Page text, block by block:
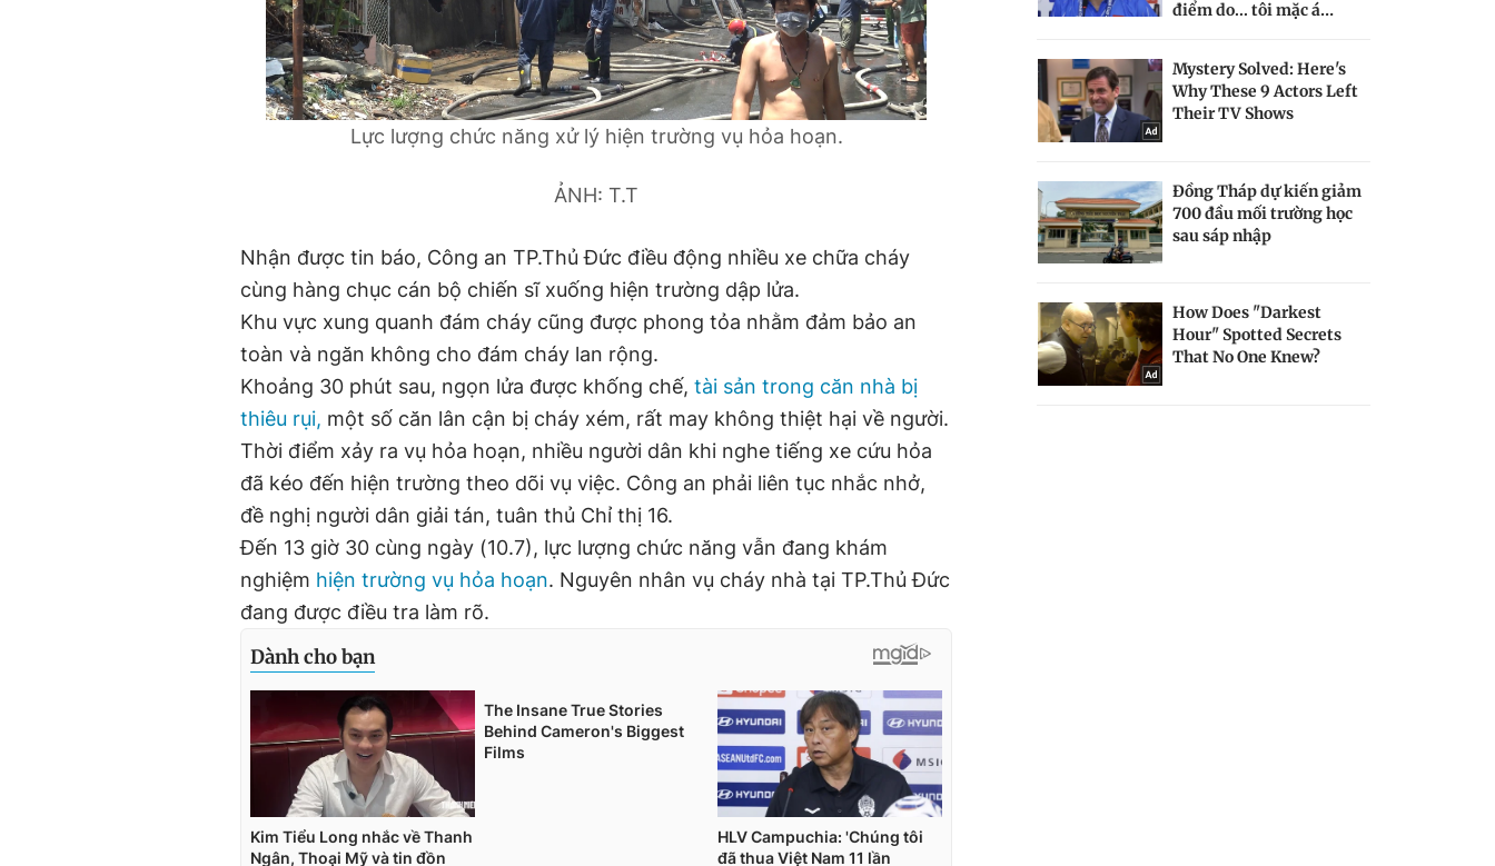
Lực lượng chức năng xử lý hiện trường vụ hỏa hoạn.
ẢNH: T.T
Nhận được tin báo, Công an TP.Thủ Đức điều động nhiều xe chữa cháy
cùng hàng chục cán bộ chiến sĩ xuống hiện trường dập lửa.
Khu vực xung quanh đám cháy cũng được phong tỏa nhằm đảm bảo an
toàn và ngăn không cho đám cháy lan rộng.
Khoảng 30 phút sau, ngọn lửa được khống chế, tài sản trong căn nhà bị
thiêu rụi, một số căn lân cận bị cháy xém, rất may không thiệt hại về người.
Thời điểm xảy ra vụ hỏa hoạn, nhiều người dân khi nghe tiếng xe cứu hỏa
đã kéo đến hiện trường theo dõi vụ việc. Công an phải liên tục nhắc nhở,
đề nghị người dân giải tán, tuân thủ Chỉ thị 16.
Đến 13 giờ 30 cùng ngày (10.7), lực lượng chức năng vẫn đang khám
nghiệm hiện trường vụ hỏa hoạn. Nguyên nhân vụ cháy nhà tại TP.Thủ Đức
đang được điều tra làm rõ.